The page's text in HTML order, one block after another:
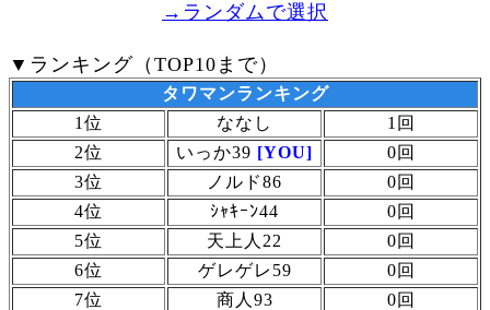
→ランダムで選択
▼ランキング（TOP10まで）
タワマンランキング
1位
ななし
1回
2位
いっか39 [YOU]
0回
3位
ノルド86
0回
4位
ｼｬｷｰﾝ44
0回
5位
天上人22
0回
6位
ゲレゲレ59
0回
7位
商人93
0回